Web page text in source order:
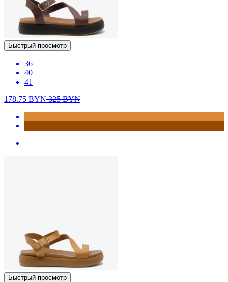
Быстрый просмотр
36
40
41
178.75 BYN325BYN
Быстрый просмотр